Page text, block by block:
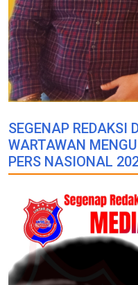
SEGENAP REDAKSI
WARTAWAN
PERS NASIONAL